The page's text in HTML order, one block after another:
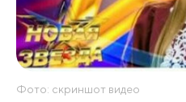
Фото: скриншот видео